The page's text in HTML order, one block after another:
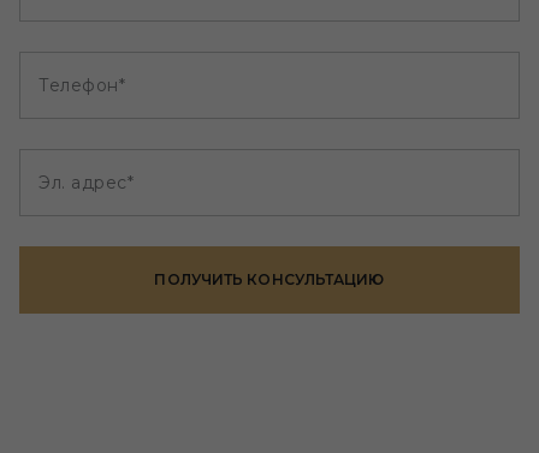
Телефон*
Эл. адрес*
ПОЛУЧИТЬ КОНСУЛЬТАЦИЮ